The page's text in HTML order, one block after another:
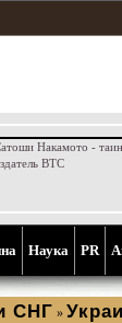
Накамото -
BTC
Наука PR
СНГ »